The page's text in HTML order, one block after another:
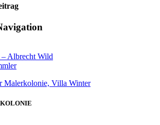
– Albrecht Wild